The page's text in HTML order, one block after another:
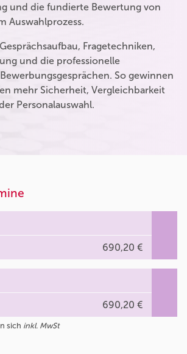
und die fundierte Bewertung von
Auswahlprozess.
Fragetechniken,
und die professionelle
So gewinnen
mehr Sicherheit, Vergleichbarkeit
Personalauswahl.
690,20 €
690,20 €
sich inkl. MwSt